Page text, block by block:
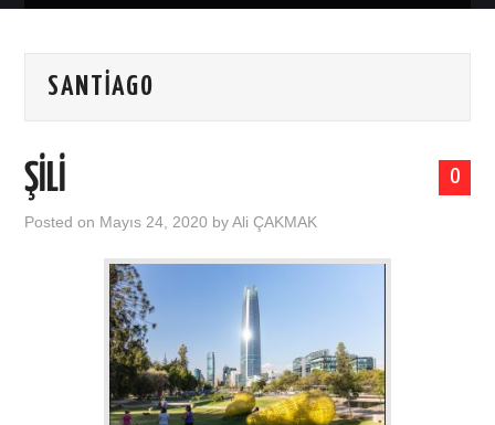
HAKKIMDA
İŞ DÜNYASI
SANTIAGO
0
ŞİLİ
Posted on Mayıs 24, 2020 byAli ÇAKMAK